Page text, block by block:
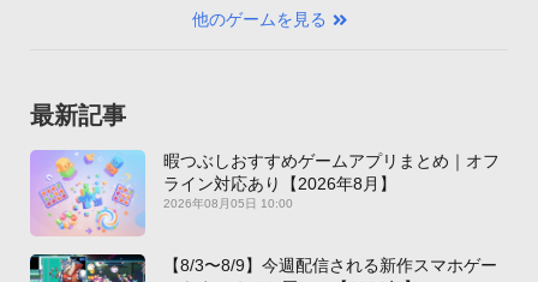
他のゲームを見る
最新記事
暇つぶしおすすめゲームアプリまとめ｜オフ
ライン対応あり【2026年8月】
2026年08月05日 10:00
【8/3〜8/9】今週配信される新作スマホゲー